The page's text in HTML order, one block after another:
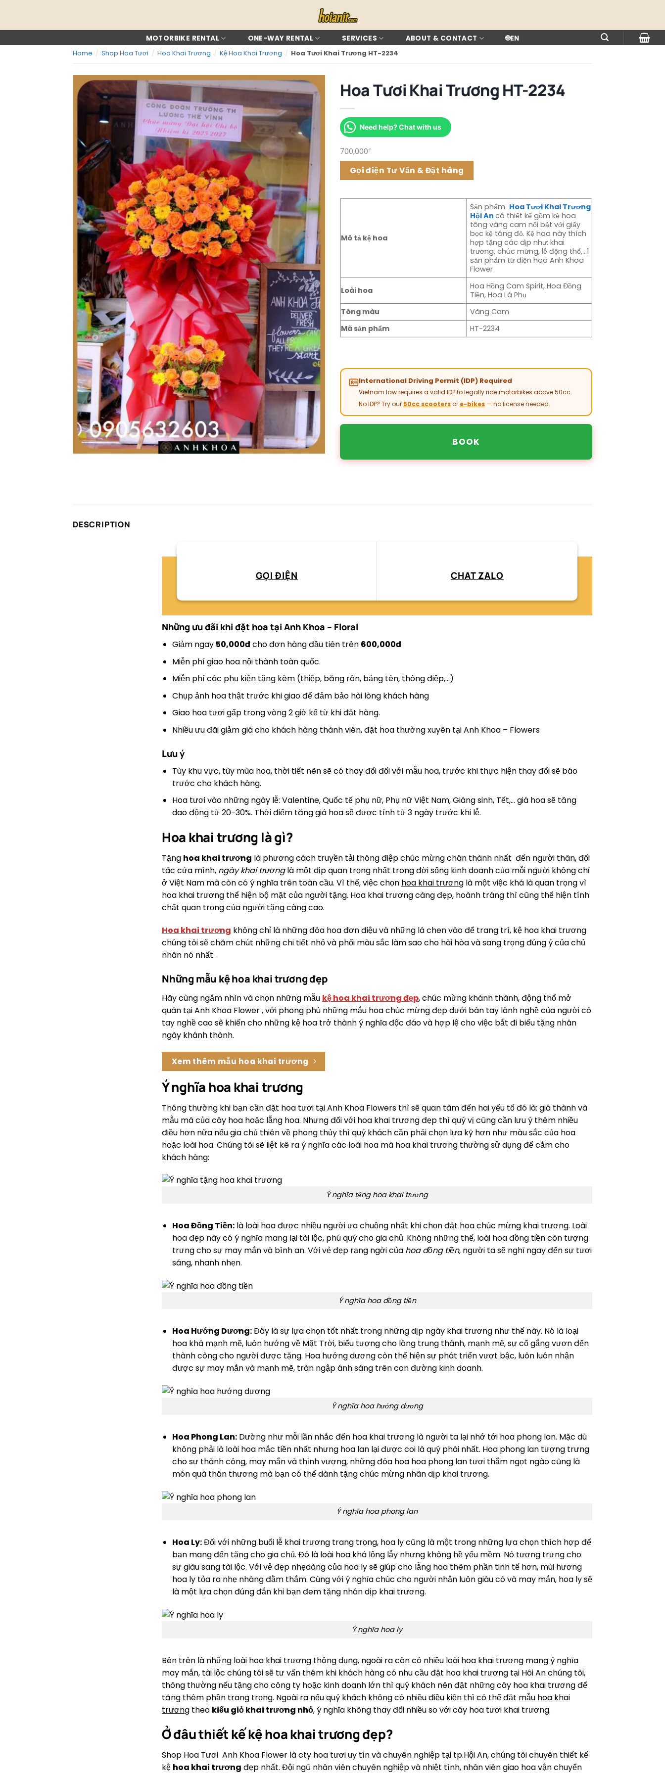
content
MOTORBIKE RENTAL ONE-WAY RENTAL SERVICES ABOUT & CONTACT 🌐EN
Home / Shop Hoa Tươi / Hoa Khai Trương / Kệ Hoa Khai Trương / Hoa Tươi Khai Trương HT-2234
Hoa Tươi Khai Trương HT-2234
Need help? Chat with us
700,000₫
Gọi điện Tư Vấn & Đặt hàng
Mô tả kệ hoa
Sản phẩm Hoa Tươi Khai Trương
Hội Ancó thiết kế gồm kệ hoa
tông vàng cam nổi bật với giấy
bọc kệ tông đỏ. Kệ hoa này thích
hợp tặng các dịp như: khai
trương, chúc mừng, lễ động thổ,…1
sản phẩm từ điện hoa Anh Khoa
Flower
Loài hoa
Hoa Hồng Cam Spirit, Hoa Đồng
Tiền, Hoa Lá Phụ
Tông màu
Vàng Cam
Mã sản phẩm
HT-2234
International Driving Permit (IDP) Required
Vietnam law requires a valid IDP to legally ride motorbikes above 50cc.
No IDP? Try our 50cc scootersor e-bikes— no license needed.
BOOK
DESCRIPTION
GỌI ĐIỆN CHAT ZALO
Những ưu đãi khi đặt hoa tại Anh Khoa – Floral
Giảm ngay 50,000đcho đơn hàng đầu tiên trên 600,000đ
Miễn phí giao hoa nội thành toàn quốc.
Miễn phí các phụ kiện tặng kèm (thiệp, băng rôn, bảng tên, thông điệp,…)
Chụp ảnh hoa thật trước khi giao để đảm bảo hài lòng khách hàng
Giao hoa tươi gấp trong vòng 2 giờ kể từ khi đặt hàng.
Nhiều ưu đãi giảm giá cho khách hàng thành viên, đặt hoa thường xuyên tại Anh Khoa – Flowers
Lưu ý
Tùy khu vực, tùy mùa hoa, thời tiết nên sẽ có thay đổi đối với mẫu hoa, trước khi thực hiện thay đổi sẽ báo
trước cho khách hàng.
Hoa tươi vào những ngày lễ: Valentine, Quốc tế phụ nữ, Phụ nữ Việt Nam, Giáng sinh, Tết,… giá hoa sẽ tăng
dao động từ 20-30%. Thời điểm tăng giá hoa sẽ được tính từ 3 ngày trước khi lễ.
Hoa khai trương là gì?
Tặng hoa khai trương là phương cách truyền tải thông điệp chúc mừng chân thành nhất đến người thân, đối
tác cửa mình, ngày khai trươnglà một dịp quan trọng nhất trong đời sống kinh doanh của mỗi người không chỉ
ở Việt Nam mà còn có ý nghĩa trên toàn cầu. Vì thế, việc chọn hoa khai trương là một việc khá là quan trọng vì
hoa khai trương thể hiện bộ mặt của người tặng. Hoa khai trương càng đẹp, hoành tráng thì cũng thể hiện tính
chất quan trọng của người tặng càng cao.
Hoa khai trương không chỉ là những đóa hoa đơn điệu và những lá chen vào để trang trí, kệ hoa khai trương
chúng tôi sẽ chăm chút những chi tiết nhỏ và phối màu sắc làm sao cho hài hòa và sang trọng đúng ý của chủ
nhân nó nhất.
Những mẫu kệ hoa khai trương đẹp
Hãy cùng ngắm nhìn và chọn những mẫu kệ hoa khai trương đẹp, chúc mừng khánh thành, động thổ mở
quán tại Anh Khoa Flower , với phong phú những mẫu hoa chúc mừng đẹp dưới bàn tay lành nghề của người có
tay nghề cao sẽ khiến cho những kệ hoa trở thành ý nghĩa độc đáo và hợp lệ cho việc bắt đi biếu tặng nhân
ngày khánh thành.
Xem thêm mẫu hoa khai trương
Ý nghĩa hoa khai trương
Thông thường khi bạn cần đặt hoa tươi tại Anh Khoa Flowers thì sẽ quan tâm đến hai yếu tố đó là: giá thành và
mẫu mã của cây hoa hoặc lẵng hoa. Nhưng đối với hoa khai trương đẹp thì quý vị cũng cần lưu ý thêm nhiều
điều hơn nữa nếu gia chủ thiên về phong thủy thì quý khách cần phải chọn lựa kỹ hơn như màu sắc của hoa
hoặc loài hoa. Chúng tôi sẽ liệt kê ra ý nghĩa các loài hoa mà hoa khai trương thường sử dụng để cắm cho
khách hàng:
Ý nghĩa tặng hoa khai trương
Hoa Đồng Tiền:là loài hoa được nhiều người ưa chuộng nhất khi chọn đặt hoa chúc mừng khai trương. Loài
hoa đẹp này có ý nghĩa mang lại tài lộc, phú quý cho gia chủ. Không những thế, loài hoa đồng tiền còn tượng
trưng cho sự may mắn và bình an. Với vẻ đẹp rạng ngời của hoa đồng tiền, người ta sẽ nghĩ ngay đến sự tươi
sáng, nhanh nhẹn.
Ý nghĩa hoa đồng tiền
Hoa Hướng Dương:Đây là sự lựa chọn tốt nhất trong những dịp ngày khai trương như thế này. Nó là loại
hoa khá mạnh mẽ, luôn hướng về Mặt Trời, biểu tượng cho lòng trung thành, mạnh mẽ, sự cố gắng vươn đến
thành công cho người được tặng. Hoa hướng dương còn thể hiện sự phát triển vượt bậc, luôn luôn nhận
được sự may mắn và mạnh mẽ, tràn ngập ánh sáng trên con đường kinh doanh.
Ý nghĩa hoa hướng dương
Hoa Phong Lan:Dường như mỗi lần nhắc đến hoa khai trương là người ta lại nhớ tới hoa phong lan. Mặc dù
không phải là loài hoa mắc tiền nhất nhưng hoa lan lại được coi là quý phái nhất. Hoa phong lan tượng trưng
cho sự thành công, may mắn và thịnh vượng, những đóa hoa hoa phong lan tươi thắm ngọt ngào cũng là
món quà thân thương mà bạn có thể dành tặng chúc mừng nhân dịp khai trương.
Ý nghĩa hoa phong lan
Hoa Ly:Đối với những buổi lễ khai trương trang trọng, hoa ly cũng là một trong những lựa chọn thích hợp để
bạn mang đến tặng cho gia chủ. Đó là loài hoa khá lộng lẫy nhưng không hề yếu mềm. Nó tượng trưng cho
sự giàu sang tài lộc. Với vẻ đẹp nhẹdàng của hoa ly sẽ giúp cho lẵng hoa thêm phần tinh tế hơn, mùi hương
hoa ly tỏa ra nhẹ nhàng đằm thắm. Cùng với ý nghĩa chúc cho người nhận luôn giàu có và may mắn, hoa ly sẽ
là một lựa chọn đúng đắn khi bạn đem tặng nhân dịp khai trương.
Ý nghĩa hoa ly
Bên trên là những loài hoa khai trương thông dụng, ngoài ra còn có nhiều loài hoa khai trương mang ý nghĩa
may mắn, tài lộc chúng tôi sẽ tư vấn thêm khi khách hàng có nhu cầu đặt hoa khai trương tại Hôi An chúng tôi,
thông thường nếu tặng cho công ty hoặc kinh doanh lớn thì quý khách nên đặt những cây hoa khai trương để
tăng thêm phần trang trọng. Ngoài ra nếu quý khách không có nhiều điều kiện thì có thể đặt mẫu hoa khai
trương theo kiểu giỏ khai trương nhỏ, ý nghĩa không thay đổi nhiều so với cây hoa tươi khai trương.
Ở đâu thiết kế kệ hoa khai trương đẹp?
Shop Hoa Tươi Anh Khoa Flower là cty hoa tươi uy tín và chuyên nghiệp tại tp.Hội An, chúng tôi chuyên thiết kế
kệ hoa khai trương đẹp nhất. Đội ngũ nhân viên chuyên nghiệp và nhiệt tình, nhân viên giao hoa vận chuyển